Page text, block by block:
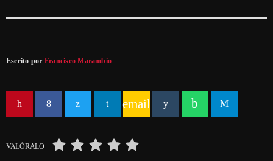
Escrito por Francisco Marambio
email
VALÓRALO